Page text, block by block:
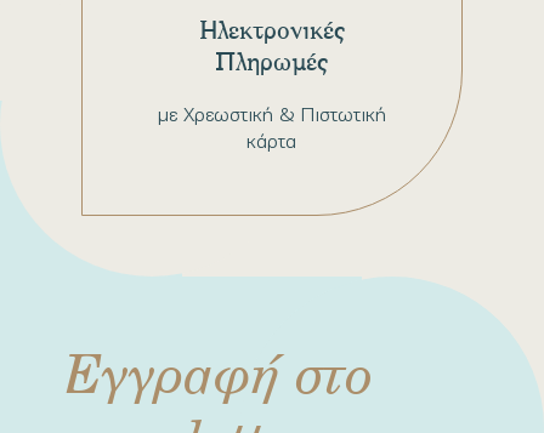
με Χρεωστική & Πιστωτική
κάρτα
Ηλεκτρονικές
Πληρωμές
Εγγραφή στο